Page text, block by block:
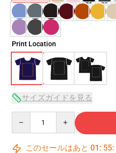
Print Location
サイズガイドを見る
このセールはあと 01 : 55: